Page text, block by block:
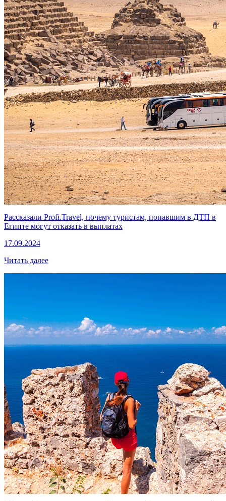
Рассказали Profi.Travel, почему туристам, попавшим в ДТП в
Египте могут отказать в выплатах
17.09.2024
Читать далее